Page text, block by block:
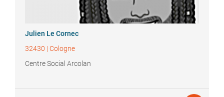
Julien Le Cornec
32430 | Cologne
Centre Social Arcolan